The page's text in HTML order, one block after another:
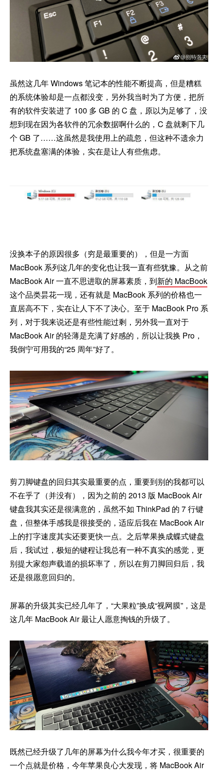
虽然这几年 Windows 笔记本的性能不断提高，但是糟糕
的系统体验却是一点都没变，另外我当时为了方便，把所
有的软件安装进了 100 多 GB 的 C 盘，原以为足够了，没
想到现在因为各软件的冗余数据啊什么的，C 盘就剩下几
个 GB 了……这虽然是我使用上的疏忽，但这种不遗余力
把系统盘塞满的体验，实在是让人有些焦虑。
没换本子的原因很多（穷是最重要的），但是一方面
MacBook 系列这几年的变化也让我一直有些犹豫。从之前
MacBook Air 一直不思进取的屏幕素质，到新的 MacBook
这个品类昙花一现，还有就是 MacBook 系列的价格也一
直居高不下，实在让人下不了决心。至于 MacBook Pro 系
列，对于我来说还是有些性能过剩，另外我一直对于
MacBook Air 的轻薄是充满了好感的，所以让我换 Pro，
我倒宁可用我的“25 周年”好了。
剪刀脚键盘的回归其实最重要的点，重要到别的我都可以
不在乎了（并没有），因为之前的 2013 版 MacBook Air
键盘我其实还是很满意的，虽然不如 ThinkPad 的 7 行键
盘，但整体手感我是很接受的，适应后我在 MacBook Air
上的打字速度其实还要更快一点。之后苹果换成蝶式键盘
后，我试过，极短的键程让我总有一种不真实的感觉，更
别提大家怨声载道的损坏率了，所以在剪刀脚回归后，我
还是很愿意回归的。
屏幕的升级其实已经几年了，“大果粒”换成“视网膜”，这是
这几年 MacBook Air 最让人愿意掏钱的升级了。
既然已经升级了几年的屏幕为什么我今年才买，很重要的
一个点就是价格，今年苹果良心大发现，将 MacBook Air